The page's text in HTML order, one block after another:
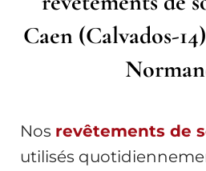
Caen (Calvados-
Nos revêtements de
utilisés